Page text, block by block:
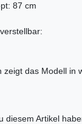
87 cm
das Modell in
diesem Artikel